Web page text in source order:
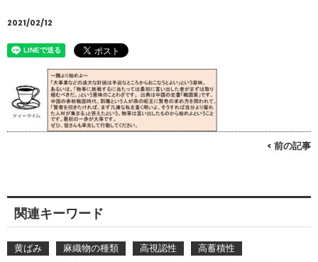
2021/02/12
< 前の記事
関連キーワード
黄ばみ 麻織物の種類 高視認性
高蓄積性